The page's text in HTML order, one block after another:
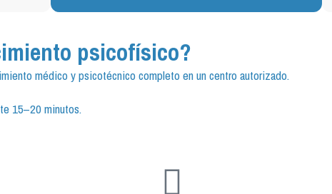
psicofísico?
médico y psicotécnico completo en un centro autorizado.
15–20 minutos.